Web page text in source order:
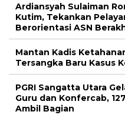
Ardiansyah Sulaiman
Kutim, Tekankan
Berorientasi ASN
Mantan Kadis
Tersangka Baru Kasus
PGRI Sangatta Utara
Guru dan Konfercab,
Ambil Bagian